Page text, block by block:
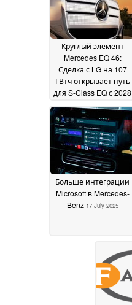
October 2025
Круглый элемент
Mercedes EQ 46:
Сделка с LG на 107
ГВтч открывает путь
для S-Class EQ с 2028
года12 September 2025
Больше интеграции
Microsoft в Mercedes-
Benz 17 July 2025